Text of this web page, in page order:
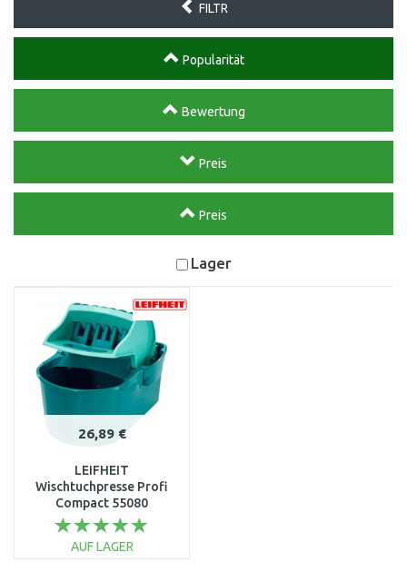
FILTR
Popularität
Bewertung
Preis
Preis
Lager
26,89 €
LEIFHEIT
Wischtuchpresse Profi
Compact 55080
AUF LAGER